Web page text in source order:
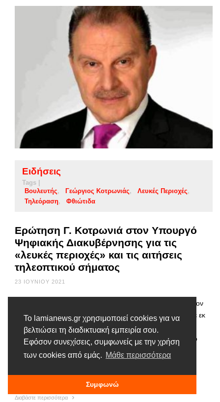
Το lamianews.gr χρησιμοποιεί cookies για να
βελτιώσει τη διαδικτυακή εμπειρία σου.
Εφόσον συνεχίσεις, συμφωνείς με την χρήση
των cookies από εμάς. Μάθε περισσότερα
Συμφωνώ
Ειδήσεις
Tags |
Βουλευτής
Γεώργιος Κοτρωνιάς
Λευκές Περιοχές
Τηλεόραση
Φθιώτιδα
Ερώτηση Γ. Κοτρωνιά στον Υπουργό
Ψηφιακής Διακυβέρνησης για τις
«λευκές περιοχές» και τις αιτήσεις
τηλεοπτικού σήματος
23 ΙΟΥΝΊΟΥ 2021
Ο Βουλευτής Γεώργιος Κοτρωνιάς με Ερώτησή του προς τον
Υπουργό Ψηφιακής Διακυβέρνησης κ. Κ. Πιερρακάκη έθεσε εκ
νέου το ζήτημα των λευκών περιοχών και της διαδικασίας
αιτήσεων για παροχή τηλεοπτικού σήματος. Παρατίθεται το
κείμενο της Ερώτησης : « Κύριε Υπουργέ, Με αφορμή τη
«Εξασφάλιση της πρόσβασης των …
Διαβάστε περισσότερα